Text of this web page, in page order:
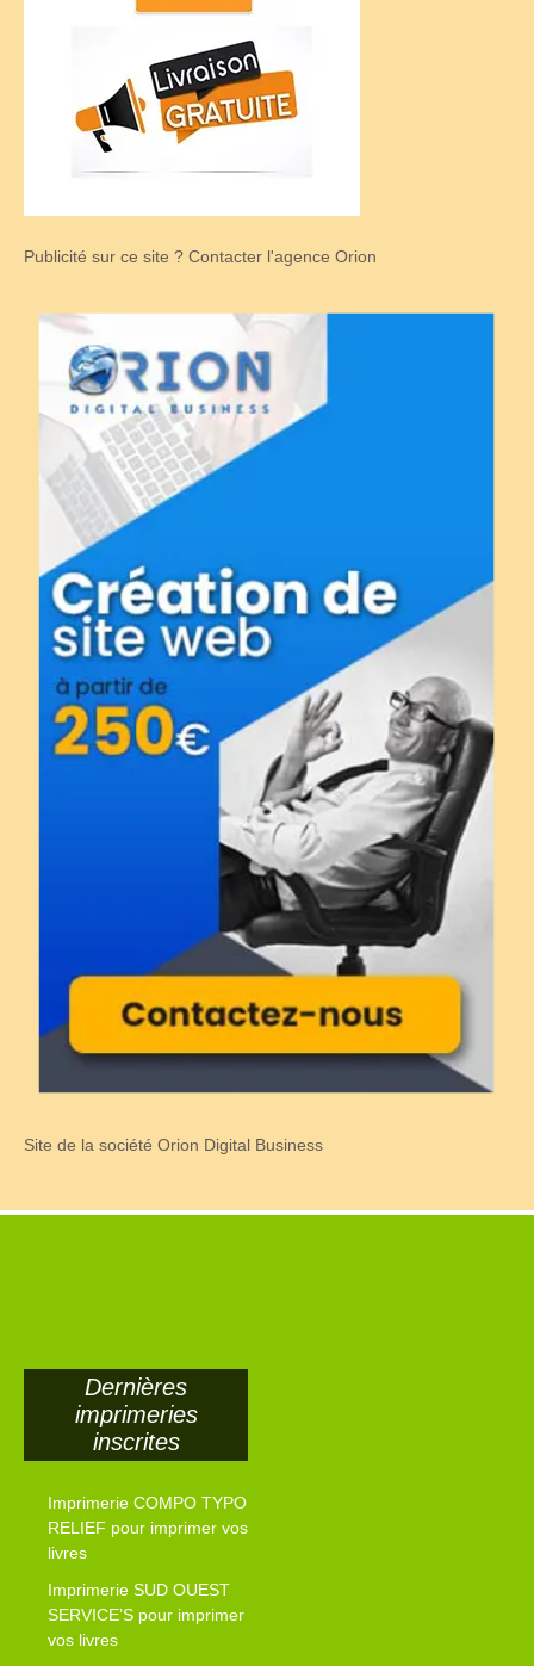
Publicité sur ce site ? Contacter l'agence Orion
Site de la société Orion Digital Business
Dernières
imprimeries
inscrites
Imprimerie COMPO TYPO
RELIEF pour imprimer vos
livres
Imprimerie SUD OUEST
SERVICE’S pour imprimer
vos livres